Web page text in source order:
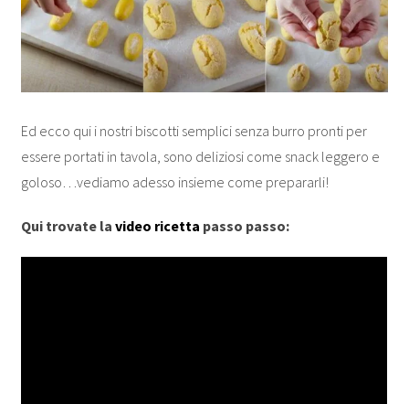
Ed ecco qui i nostri biscotti semplici senza burro pronti per
essere portati in tavola, sono deliziosi come snack leggero e
goloso…vediamo adesso insieme come prepararli!
Qui trovate lavideo ricetta passo passo: